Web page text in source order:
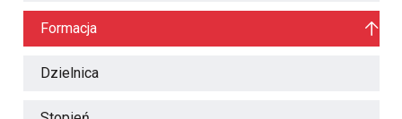
Formacja
Dzielnica